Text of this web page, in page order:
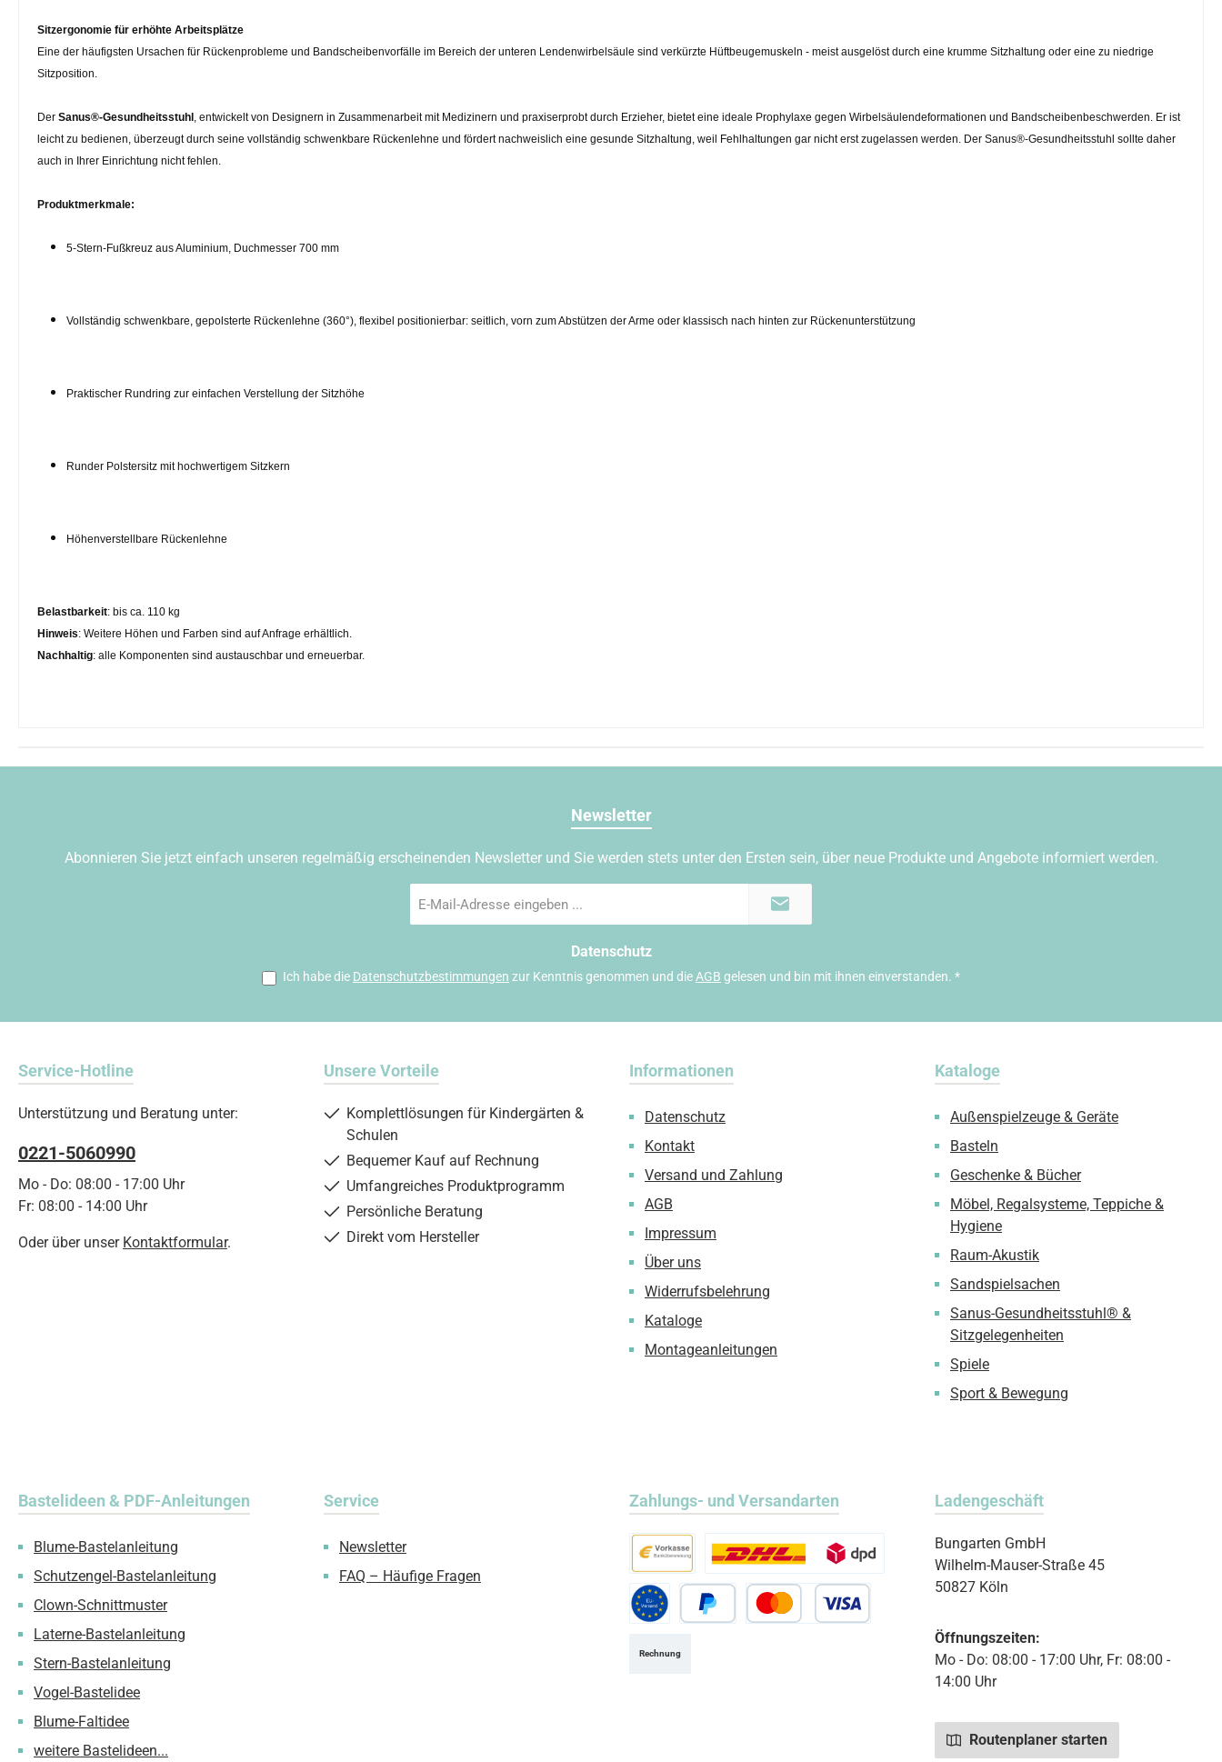
Sitzergonomie für erhöhte Arbeitsplätze
Eine der häufigsten Ursachen für Rückenprobleme und Bandscheibenvorfälle im Bereich der unteren Lendenwirbelsäule sind verkürzte Hüftbeugemuskeln - meist ausgelöst durch eine krumme Sitzhaltung oder eine zu niedrige
Sitzposition.
Der Sanus®-Gesundheitsstuhl , entwickelt von Designern in Zusammenarbeit mit Medizinern und praxiserprobt durch Erzieher, bietet eine ideale Prophylaxe gegen Wirbelsäulendeformationen und Bandscheibenbeschwerden. Er ist
leicht zu bedienen, überzeugt durch seine vollständig schwenkbare Rückenlehne und fördert nachweislich eine gesunde Sitzhaltung, weil Fehlhaltungen gar nicht erst zugelassen werden. Der Sanus®-Gesundheitsstuhl sollte daher
auch in Ihrer Einrichtung nicht fehlen.
Produktmerkmale:
5-Stern-Fußkreuz aus Aluminium, Duchmesser 700 mm
Vollständig schwenkbare, gepolsterte Rückenlehne (360°), flexibel positionierbar: seitlich, vorn zum Abstützen der Arme oder klassisch nach hinten zur Rückenunterstützung
Praktischer Rundring zur einfachen Verstellung der Sitzhöhe
Runder Polstersitz mit hochwertigem Sitzkern
Höhenverstellbare Rückenlehne
Belastbarkeit: bis ca. 110 kg
Hinweis: Weitere Höhen und Farben sind auf Anfrage erhältlich.
Nachhaltig: alle Komponenten sind austauschbar und erneuerbar.
Newsletter
Abonnieren Sie jetzt einfach unseren regelmäßig erscheinenden Newsletter und Sie werden stets unter den Ersten sein, über neue Produkte und Angebote informiert werden.
Mail-
Datenschutz
Ich habe die Datenschutzbestimmungen zur Kenntnis genommen und dieAGB gelesen und bin mit ihnen einverstanden. *
Service-Hotline
Unterstützung und Beratung unter:
0221-5060990
Mo - Do: 08:00 - 17:00 Uhr
Fr: 08:00 - 14:00 Uhr
Oder über unser Kontaktformular.
Informationen
Datenschutz
Kontakt
Versand und Zahlung
AGB
Impressum
Über uns
Widerrufsbelehrung
Kataloge
Montageanleitungen
Kataloge
Außenspielzeuge & Geräte
Basteln
Geschenke & Bücher
Möbel, Regalsysteme, Teppiche &
Hygiene
Raum-Akustik
Sandspielsachen
Sanus-Gesundheitsstuhl® &
Sitzgelegenheiten
Spiele
Sport & Bewegung
Bastelideen & PDF-Anleitungen
Blume-Bastelanleitung
Schutzengel-Bastelanleitung
Clown-Schnittmuster
Laterne-Bastelanleitung
Stern-Bastelanleitung
Vogel-Bastelidee
Blume-Faltidee
weitere Bastelideen...
Service
Newsletter
FAQ – Häufige Fragen
Zahlungs- und Versandarten
Vorkasse
Rechnung
Standard
Ladengeschäft
Bungarten GmbH
Wilhelm-Mauser-Straße 45
50827 Köln
Öffnungszeiten:
Mo - Do: 08:00 - 17:00 Uhr, Fr: 08:00 -
14:00 Uhr
Routenplaner starten
Unsere Vorteile
Komplettlösungen für Kindergärten &
Schulen
Bequemer Kauf auf Rechnung
Umfangreiches Produktprogramm
Persönliche Beratung
Direkt vom Hersteller